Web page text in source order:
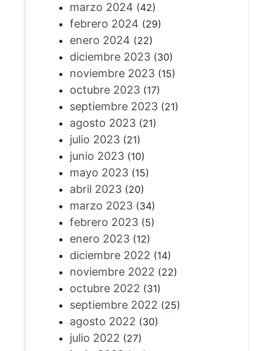
marzo 2024 (42)
febrero 2024 (29)
enero 2024 (22)
diciembre 2023(30)
noviembre 2023(15)
octubre 2023(17)
septiembre 2023(21)
agosto 2023(21)
julio 2023(21)
junio 2023(10)
mayo 2023(15)
abril 2023(20)
marzo 2023(34)
febrero 2023(5)
enero 2023(12)
diciembre 2022 (14)
noviembre 2022 (22)
octubre 2022 (31)
septiembre 2022 (25)
agosto 2022 (30)
julio 2022 (27)